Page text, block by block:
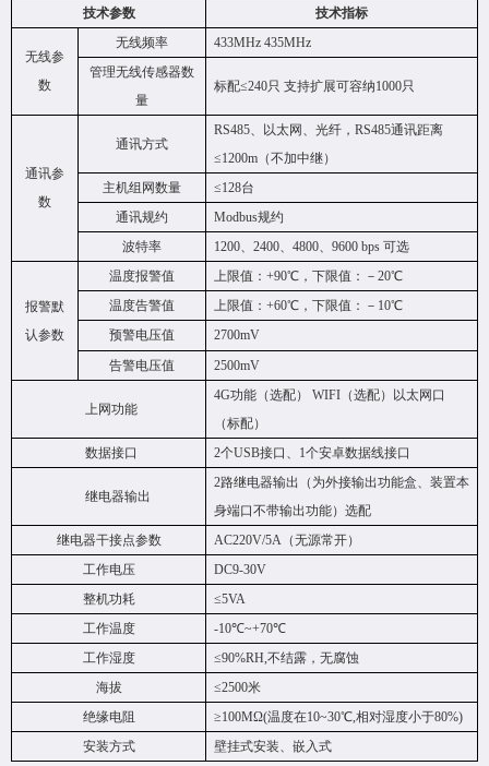
技术参数
技术指标
无线参
数
无线频率 433MHz 435MHz
管理无线传感器数
量
标配≤240只 支持扩展可容纳1000只
通讯参
数
通讯方式
RS485、以太网、光纤，RS485通讯距离
≤1200m（不加中继）
主机组网数量
≤128台
通讯规约
Modbus规约
波特率
1200、2400、4800、9600 bps 可选
报警默
认参数
温度报警值 上限值： +90℃，下限值：－20℃
温度告警值 上限值： +60℃，下限值：－10℃
预警电压值
2700mV
告警电压值
2500mV
上网功能
4G功能（选配） WIFI （选配）以太网口
（标配）
数据接口
2个USB接口、 1个安卓数据线接口
继电器输出
2路继电器输出（为外接输出功能盒、装置本
身端口不带输出功能）选配
继电器干接点参数
AC220V/5A（无源常开）
工作电压
DC9-30V
整机功耗
≤5VA
工作温度
-10℃~+70℃
工作湿度
≤90%RH,不结露，无腐蚀
海拔
≤2500米
绝缘电阻
≥100MΩ(温度在10~30℃,相对湿度小于80%)
安装方式
壁挂式安装、嵌入式